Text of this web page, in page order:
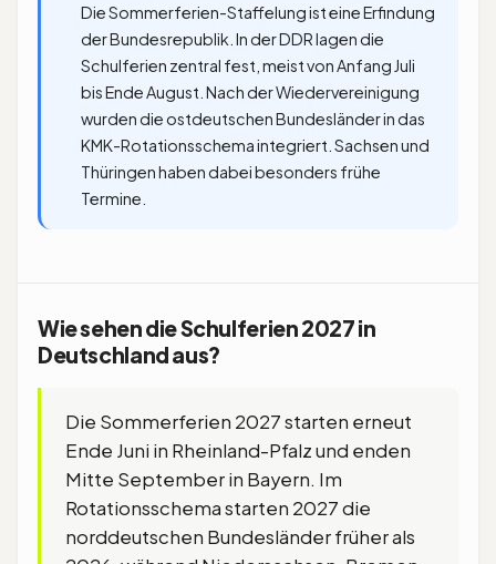
Die Sommerferien-Staffelung ist eine Erfindung
der Bundesrepublik. In der DDR lagen die
Schulferien zentral fest, meist von Anfang Juli
bis Ende August. Nach der Wiedervereinigung
wurden die ostdeutschen Bundesländer in das
KMK-Rotationsschema integriert. Sachsen und
Thüringen haben dabei besonders frühe
Termine.
Wie sehen die Schulferien 2027 in
Deutschland aus?
Die Sommerferien 2027 starten erneut
Ende Juni in Rheinland-Pfalz und enden
Mitte September in Bayern. Im
Rotationsschema starten 2027 die
norddeutschen Bundesländer früher als